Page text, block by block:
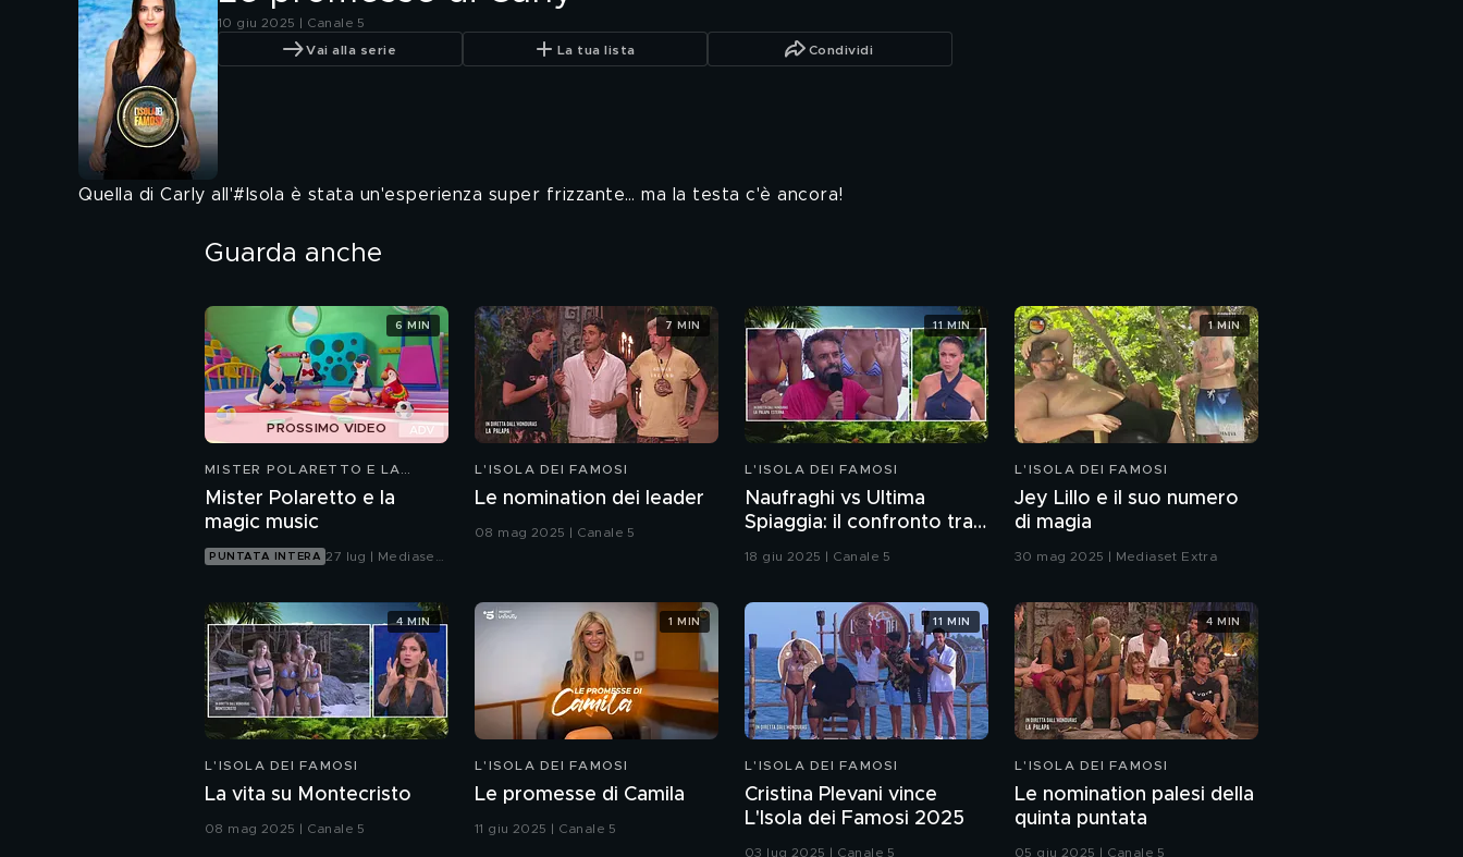
10 giu 2025 | Canale 5
Vai alla serie La tua lista Condividi
Quella di Carly all'#Isola è stata un'esperienza super frizzante… ma la testa c'è ancora!
Guarda anche
PROSSIMO VIDEO
MISTER POLARETTO E LA
Mister Polaretto e la
magic music
PUNTATA INTERA 27 lug | Mediaset
6 MIN
L'ISOLA DEI FAMOSI
Le nomination dei leader
08 mag 2025 | Canale 5
7 MIN
L'ISOLA DEI FAMOSI
Naufraghi vs Ultima
Spiaggia: il confronto tra
Cristina Plevani e Dino
18 giu 2025 | Canale 5
11 MIN
L'ISOLA DEI FAMOSI
Jey Lillo e il suo numero
di magia
30 mag 2025 | Mediaset Extra
1 MIN
L'ISOLA DEI FAMOSI
La vita su Montecristo
08 mag 2025 | Canale 5
4 MIN
L'ISOLA DEI FAMOSI
Le promesse di Camila
11 giu 2025 | Canale 5
1 MIN
L'ISOLA DEI FAMOSI
Cristina Plevani vince
L'Isola dei Famosi 2025
03 lug 2025 | Canale 5
11 MIN
L'ISOLA DEI FAMOSI
Le nomination palesi della
quinta puntata
05 giu 2025 | Canale 5
4 MIN